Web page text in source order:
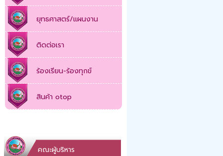
ยุทธศาสตร์/แผนงาน
ติดต่อเรา
ร้องเรียน-ร้องทุกข์
สินค้า otop
คณะผู้บริหาร